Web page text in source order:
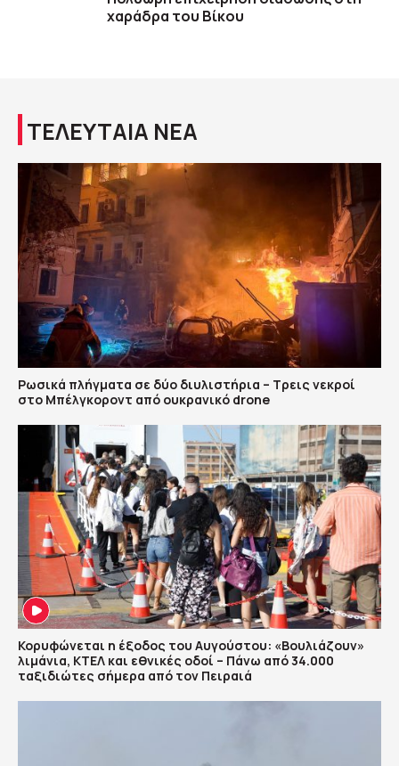
χαράδρα του Βίκου
ΤΕΛΕΥΤΑΙΑ ΝΕΑ
Ρωσικά πλήγματα σε δύο διυλιστήρια – Τρεις νεκροί
στο Μπέλγκοροντ από ουκρανικό drone
Κορυφώνεται η έξοδος του Αυγούστου: «Βουλιάζουν»
λιμάνια, ΚΤΕΛ και εθνικές οδοί – Πάνω από 34.000
ταξιδιώτες σήμερα από τον Πειραιά